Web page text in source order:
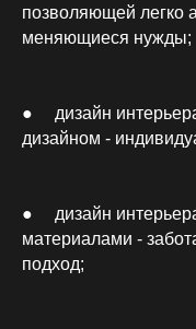
позволяющей легко
меняющиеся нужды;
● дизайн
дизайном -
● дизайн
материалами -
подход;